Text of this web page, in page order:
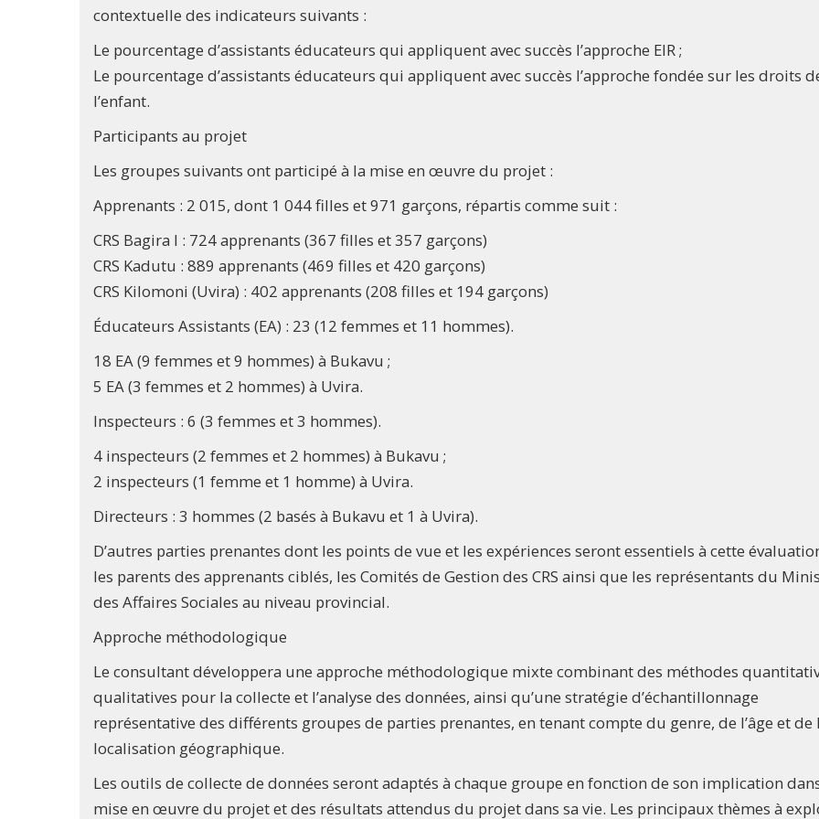
contextuelle des indicateurs suivants :
Le pourcentage d’assistants éducateurs qui appliquent avec succès l’approche EIR ;
Le pourcentage d’assistants éducateurs qui appliquent avec succès l’approche fondée sur les droits
l’enfant.
Participants au projet
Les groupes suivants ont participé à la mise en œuvre du projet :
Apprenants : 2 015, dont 1 044 filles et 971 garçons, répartis comme suit :
CRS Bagira I : 724 apprenants (367 filles et 357 garçons)
CRS Kadutu : 889 apprenants (469 filles et 420 garçons)
CRS Kilomoni (Uvira) : 402 apprenants (208 filles et 194 garçons)
Éducateurs Assistants (EA) : 23 (12 femmes et 11 hommes).
18 EA (9 femmes et 9 hommes) à Bukavu ;
5 EA (3 femmes et 2 hommes) à Uvira.
Inspecteurs : 6 (3 femmes et 3 hommes).
4 inspecteurs (2 femmes et 2 hommes) à Bukavu ;
2 inspecteurs (1 femme et 1 homme) à Uvira.
Directeurs : 3 hommes (2 basés à Bukavu et 1 à Uvira).
D’autres parties prenantes dont les points de vue et les expériences seront essentiels à cette
les parents des apprenants ciblés, les Comités de Gestion des CRS ainsi que les représentants du
des Affaires Sociales au niveau provincial.
Approche méthodologique
Le consultant développera une approche méthodologique mixte combinant des méthodes
qualitatives pour la collecte et l’analyse des données, ainsi qu’une stratégie d’échantillonnage
représentative des différents groupes de parties prenantes, en tenant compte du genre, de l’âge et de
localisation géographique.
Les outils de collecte de données seront adaptés à chaque groupe en fonction de son implication
mise en œuvre du projet et des résultats attendus du projet dans sa vie. Les principaux thèmes à